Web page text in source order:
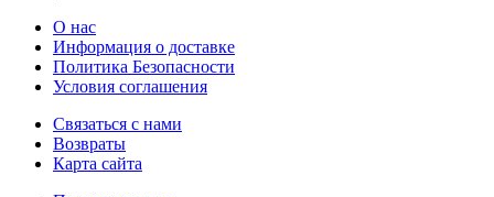
О нас
Информация о доставке
Политика Безопасности
Условия соглашения
Связаться с нами
Возвраты
Карта сайта